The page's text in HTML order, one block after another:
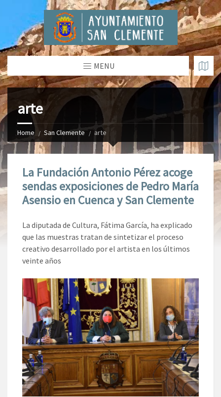
MENU
arte
Home San Clemente arte
La Fundación Antonio Pérez acoge
sendas exposiciones de Pedro María
Asensio en Cuenca y San Clemente
La diputada de Cultura, Fátima García, ha explicado
que las muestras tratan de sintetizar el proceso
creativo desarrollado por el artista en los últimos
veinte años